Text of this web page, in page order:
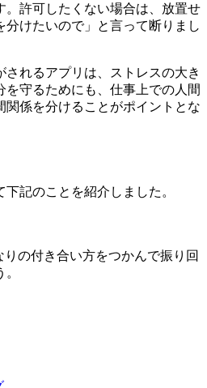
。許可したくない場合は、放置せ
けたいので」と言って断りまし
されるアプリは、ストレスの大き
を守るためにも、仕事上での人間
関係を分けることがポイントとな
記のことを紹介しました。
の付き合い方をつかんで振り回